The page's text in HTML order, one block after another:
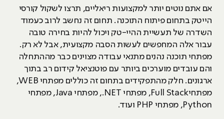
אם אתם נוטים יותר למקצועות ריאליים, תרצו לשקול קורסי
הייטק בתחום פיתוח התוכנה. תחום זה נחשב לרוב כעמוד
השדרה של תעשיית ההיי-טק ויכול להיות בחירה טובה
עבור אלה המחפשים לעשות הסבה מקצועית, אבל לא רק.
מפתחי תוכנה נהנים מתנאי עבודה מצוינים כבר מההתחלה
והם עובדים מוערכים ביותר עם פוטנציאל קידום רב בתוך
ארגונים. חלק מהתפקידים בתחום זה כוללים מפתחי WEB,
מפתחיFull Stack, מפתחי NET., מפתחי Java, מפתחי
Python, מפתחי PHP ועוד.